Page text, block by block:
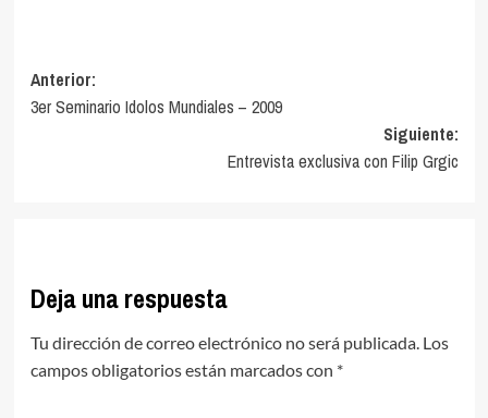
Navegación
de
Anterior:
3er Seminario Idolos Mundiales – 2009
Siguiente:
Entrevista exclusiva con Filip Grgic
Deja una respuesta
Tu dirección de correo electrónico no será publicada. Los
campos obligatorios están marcados con *